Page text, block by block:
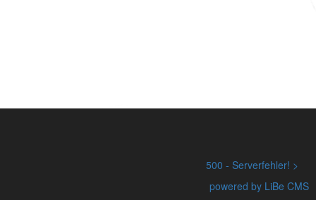
500 - Serverfehler!
powered by LiBe CMS